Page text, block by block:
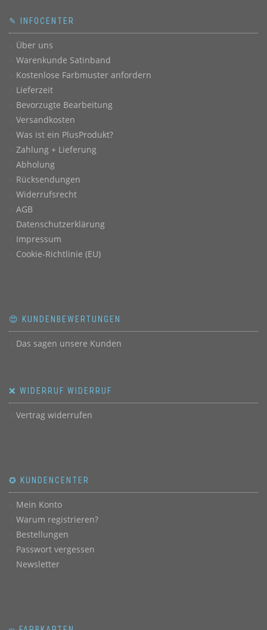
✎ INFOCENTER
Über uns
Warenkunde Satinband
Kostenlose Farbmuster anfordern
Lieferzeit
Bevorzugte Bearbeitung
Versandkosten
Was ist ein PlusProdukt?
Zahlung + Lieferung
Abholung
Rücksendungen
Widerrufsrecht
AGB
Datenschutzerklärung
Impressum
Cookie-Richtlinie (EU)
😍 KUNDENBEWERTUNGEN
Das sagen unsere Kunden
❌ WIDERRUF WIDERRUF
Vertrag widerrufen
✪ KUNDENCENTER
Mein Konto
Warum registrieren?
Bestellungen
Passwort vergessen
Newsletter